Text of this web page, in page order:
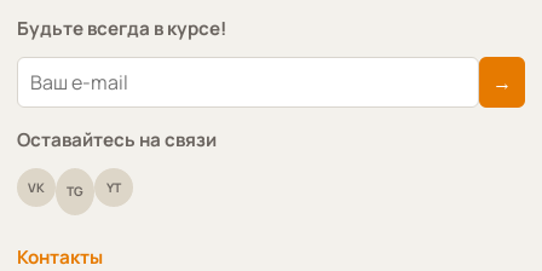
Будьте всегда в курсе!
→
Оставайтесь на связи
VK TG YT
Контакты